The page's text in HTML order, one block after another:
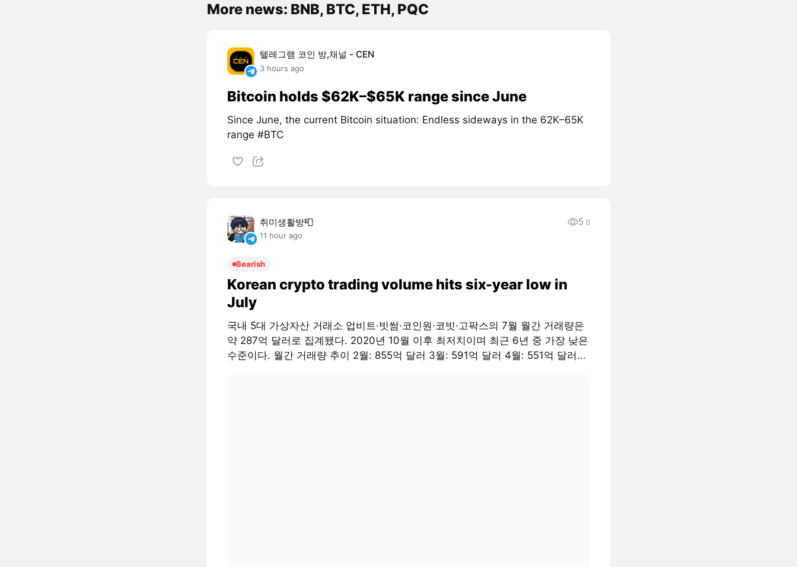
More news: BNB, BTC, ETH, PQC
텔레그램 코인 방,채널 - CEN
3 hours ago
Bitcoin holds $62K–$65K range since June
Since June, the current Bitcoin situation: Endless sideways in the 62K–65K
range #BTC
취미생활방📮
11 hour ago
5 0
Bearish
Korean crypto trading volume hits six-year low in
July
국내 5대 가상자산 거래소 업비트·빗썸·코인원·코빗·고팍스의 7월 월간 거래량은
약 287억 달러로 집계됐다. 2020년 10월 이후 최저치이며 최근 6년 중 가장 낮은
수준이다. 월간 거래량 추이 2월: 855억 달러 3월: 591억 달러 4월: 551억 달러...